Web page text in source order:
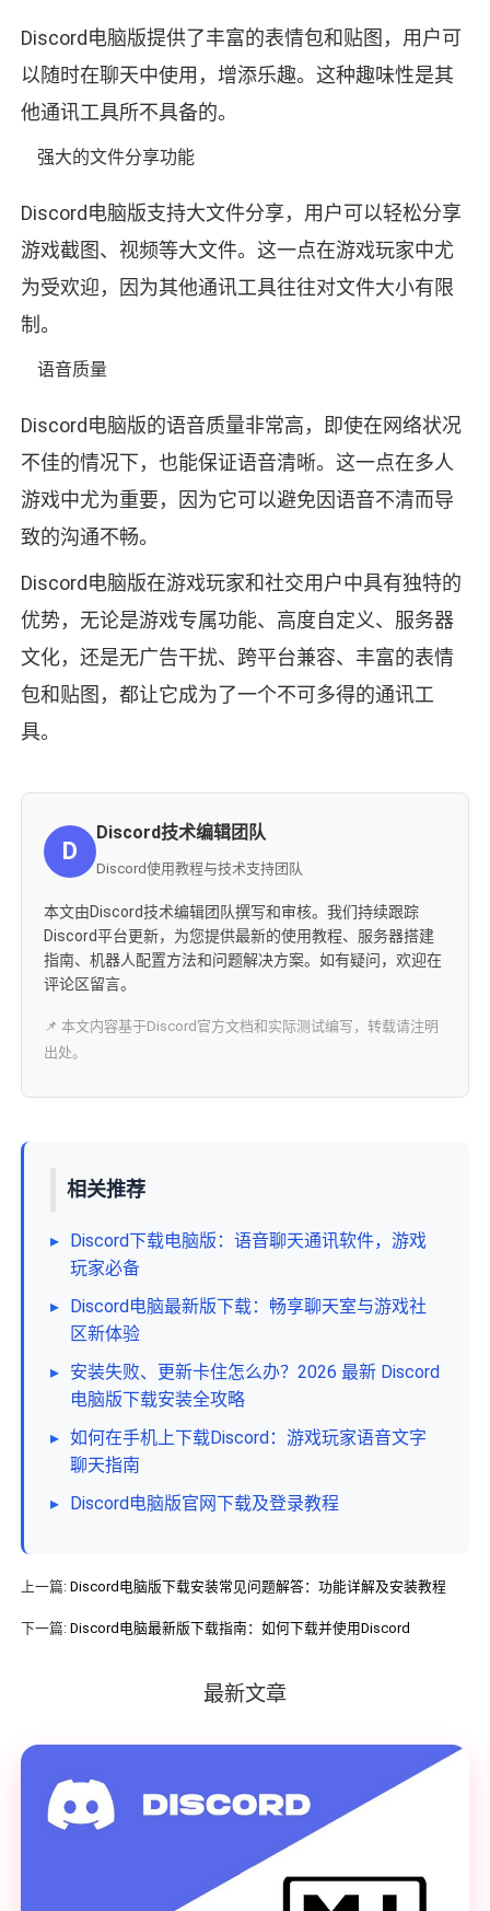
Discord电脑版提供了丰富的表情包和贴图，用户可
以随时在聊天中使用，增添乐趣。这种趣味性是其
他通讯工具所不具备的。
强大的文件分享功能
Discord电脑版支持大文件分享，用户可以轻松分享
游戏截图、视频等大文件。这一点在游戏玩家中尤
为受欢迎，因为其他通讯工具往往对文件大小有限
制。
语音质量
Discord电脑版的语音质量非常高，即使在网络状况
不佳的情况下，也能保证语音清晰。这一点在多人
游戏中尤为重要，因为它可以避免因语音不清而导
致的沟通不畅。
Discord电脑版在游戏玩家和社交用户中具有独特的
优势，无论是游戏专属功能、高度自定义、服务器
文化，还是无广告干扰、跨平台兼容、丰富的表情
包和贴图，都让它成为了一个不可多得的通讯工
具。
D
Discord技术编辑团队
Discord使用教程与技术支持团队
本文由Discord技术编辑团队撰写和审核。我们持续跟踪
Discord平台更新，为您提供最新的使用教程、服务器搭建
指南、机器人配置方法和问题解决方案。如有疑问，欢迎在
评论区留言。
📌 本文内容基于Discord官方文档和实际测试编写，转载请注明
出处。
相关推荐
▸ Discord下载电脑版：语音聊天通讯软件，游戏
玩家必备
▸ Discord电脑最新版下载：畅享聊天室与游戏社
区新体验
▸ 安装失败、更新卡住怎么办？2026 最新 Discord
电脑版下载安装全攻略
▸ 如何在手机上下载Discord：游戏玩家语音文字
聊天指南
▸ Discord电脑版官网下载及登录教程
上一篇: Discord电脑版下载安装常见问题解答：功能详解及安装教程
下一篇: Discord电脑最新版下载指南：如何下载并使用Discord
最新文章